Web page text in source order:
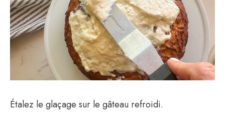
Étalez le glaçage sur le gâteau refroidi.